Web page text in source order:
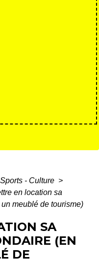
- Culture >
en location sa
meublé de tourisme)
SA
(EN
DE